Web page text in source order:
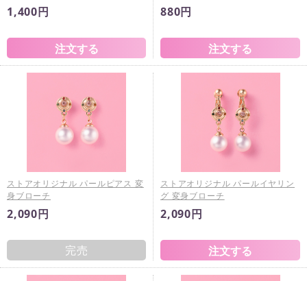
1,400円 880円
ストアオリジナル パールピアス 変
身ブローチ
2,090円
完売
ストアオリジナル パールイヤリン
グ 変身ブローチ
2,090円